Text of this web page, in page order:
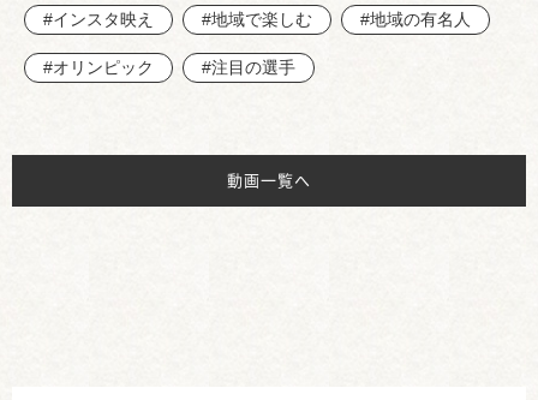
#インスタ映え #地域で楽しむ #地域の有名人
#オリンピック #注目の選手
動画一覧へ